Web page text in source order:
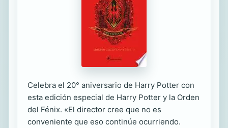
Celebra el 20° aniversario de Harry Potter con
esta edición especial de Harry Potter y la Orden
del Fénix. «El director cree que no es
conveniente que eso continúe ocurriendo.